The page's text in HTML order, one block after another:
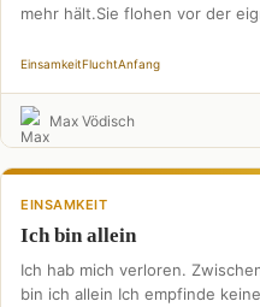
mehr hält.Sie flohen vor der
EinsamkeitFluchtAnfang
Max Vödisch
EINSAMKEIT
Ich bin allein
Ich hab mich verloren.
bin ich allein Ich empfinde